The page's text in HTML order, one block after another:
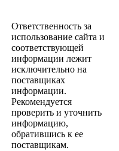
Ответственность за
использование сайта и
соответствующей
информации лежит
исключительно на
поставщиках
информации.
Рекомендуется
проверить и уточнить
информацию,
обратившись к ее
поставщикам.